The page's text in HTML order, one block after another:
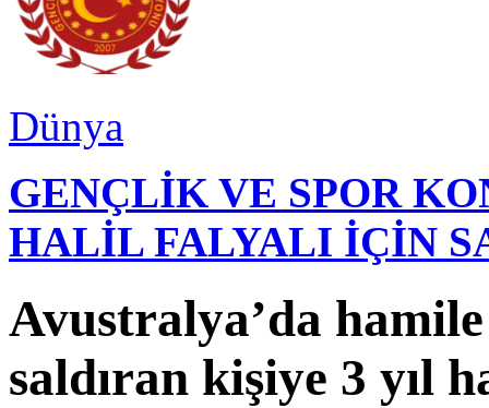
Dünya
GENÇLİK VE SPOR
HALİL FALYALI İÇİN
Avustralya’da
saldıran kişiye 3 yıl